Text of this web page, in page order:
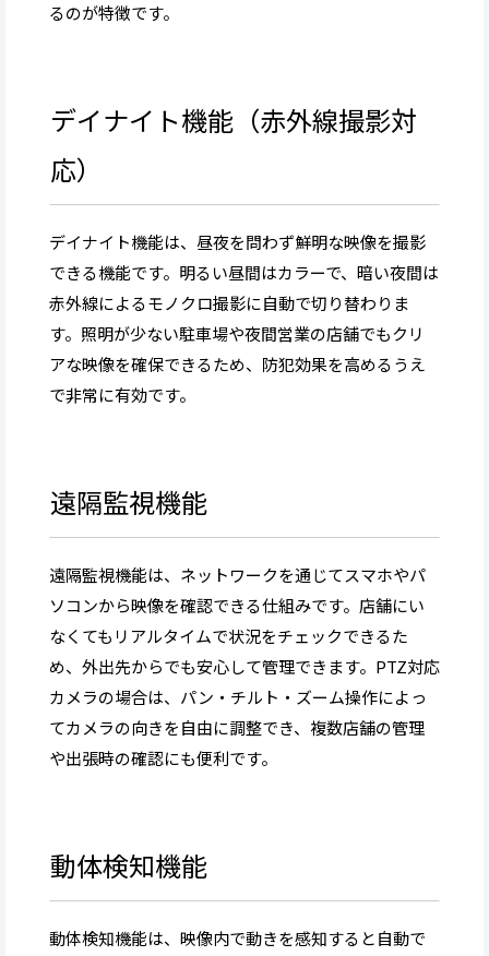
るのが特徴です。
デイナイト機能（赤外線撮影対
応）
デイナイト機能は、昼夜を問わず鮮明な映像を撮影
できる機能です。明るい昼間はカラーで、暗い夜間は
赤外線によるモノクロ撮影に自動で切り替わりま
す。照明が少ない駐車場や夜間営業の店舗でもクリ
アな映像を確保できるため、防犯効果を高めるうえ
で非常に有効です。
遠隔監視機能
遠隔監視機能は、ネットワークを通じてスマホやパ
ソコンから映像を確認できる仕組みです。店舗にい
なくてもリアルタイムで状況をチェックできるた
め、外出先からでも安心して管理できます。PTZ対応
カメラの場合は、パン・チルト・ズーム操作によっ
てカメラの向きを自由に調整でき、複数店舗の管理
や出張時の確認にも便利です。
動体検知機能
動体検知機能は、映像内で動きを感知すると自動で